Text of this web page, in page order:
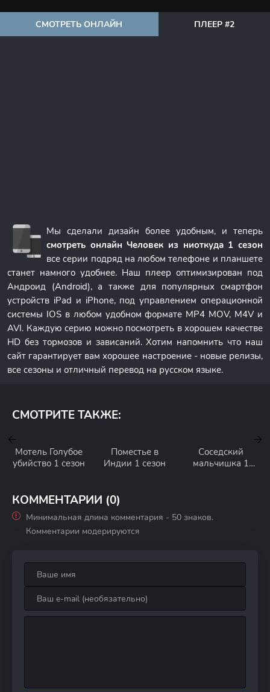
СМОТРЕТЬ ОНЛАЙН ПЛЕЕР #2
Мы сделали дизайн более удобным, и теперь
смотреть онлайн Человек из ниоткуда 1 сезон
все серии подряд на любом телефоне и планшете
станет намного удобнее. Наш плеер оптимизирован под
Андроид (Android), а также для популярных смартфон
устройств iPad и iPhone, под управлением операционной
системы IOS в любом удобном формате MP4 MOV, M4V и
AVI. Каждую серию можно посмотреть в хорошем качестве
HD без тормозов и зависаний. Хотим напомнить что наш
сайт гарантирует вам хорошее настроение - новые релизы,
все сезоны и отличный перевод на русском языке.
СМОТРИТЕ ТАКЖЕ:
Мотель Голубое
убийство 1 сезон
Поместье в
Индии 1 сезон
Соседский
мальчишка 1
КОММЕНТАРИИ (0)
Минимальная длина комментария - 50 знаков.
Комментарии модерируются